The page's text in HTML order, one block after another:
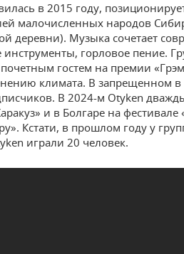
в 2015 году,
малочисленных народов
деревни). Музыка сочетает
инструменты, горловое пение.
гостем на премии
климата. В запрещенном в
В 2024-м Otyken
и в Болгаре на
Кстати, в прошлом году у
играли 20 человек.